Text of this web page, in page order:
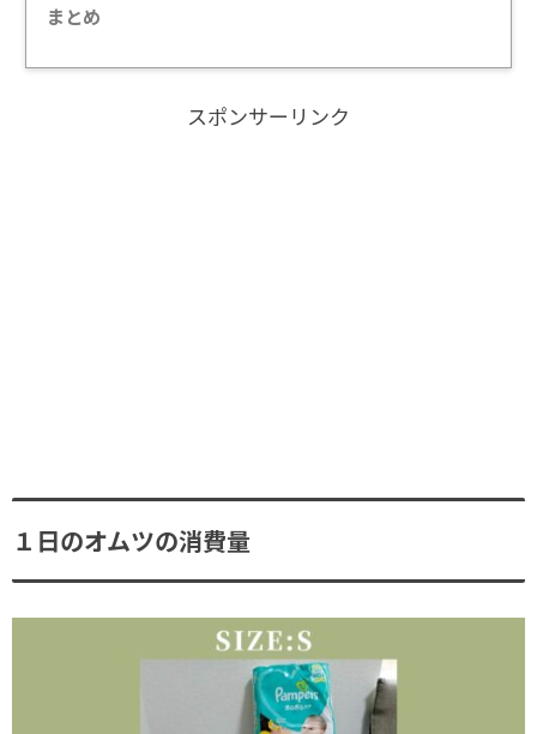
まとめ
スポンサーリンク
１日のオムツの消費量